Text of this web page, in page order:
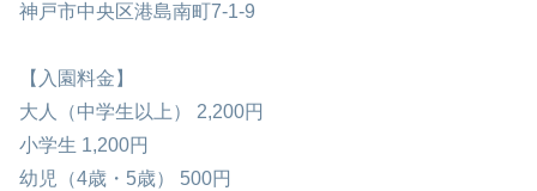
神戸市中央区港島南町7-1-9
【入園料金】
大人（中学生以上） 2,200円
小学生 1,200円
幼児（4歳・5歳） 500円